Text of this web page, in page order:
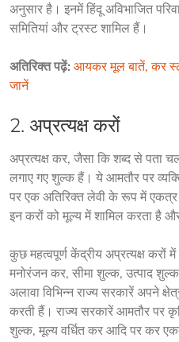
अनुसार है। इनमें हिंदू अविभाजित
समितियां और ट्रस्ट शामिल हैं।
अतिरिक्त पढ़ें: आयकर मूल बातें, कर
जानें
2. अप्रत्यक्ष करों
अप्रत्यक्ष कर, जैसा कि शब्द से पता
लगाए गए शुल्क हैं। ये आमतौर पर
पर एक अतिरिक्त लेवी के रूप में एकत्र
इन करों को मूल्य में शामिल करता है
कुछ महत्वपूर्ण केंद्रीय अप्रत्यक्ष करों
मनोरंजन कर, सीमा शुल्क, उत्पाद
अलावा विभिन्न राज्य सरकारें अपने
करती हैं। राज्य सरकारें आमतौर पर
शुल्क, मूल्य वर्धित कर आदि पर कर